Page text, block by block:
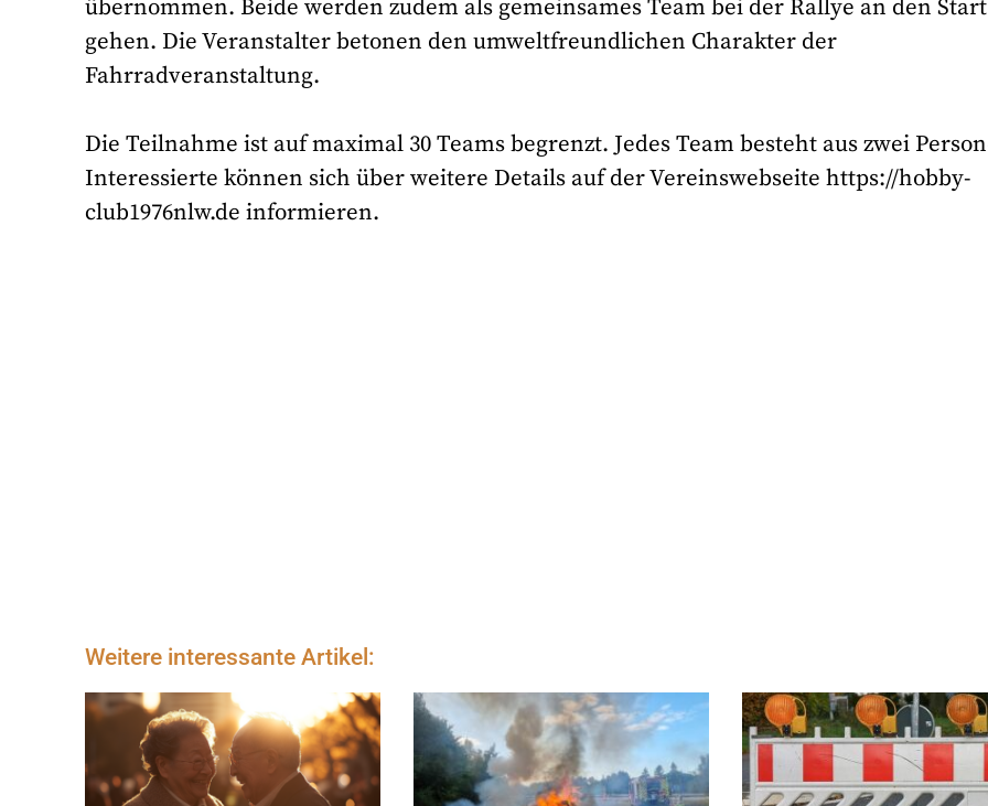
übernommen. Beide werden zudem als gemeinsames Team bei der Rallye an den Start
gehen. Die Veranstalter betonen den umweltfreundlichen Charakter der
Fahrradveranstaltung.
Die Teilnahme ist auf maximal 30 Teams begrenzt. Jedes Team besteht aus zwei
Interessierte können sich über weitere Details auf der Vereinswebseite https://hobby-
club1976nlw.de informieren.
Weitere interessante Artikel: